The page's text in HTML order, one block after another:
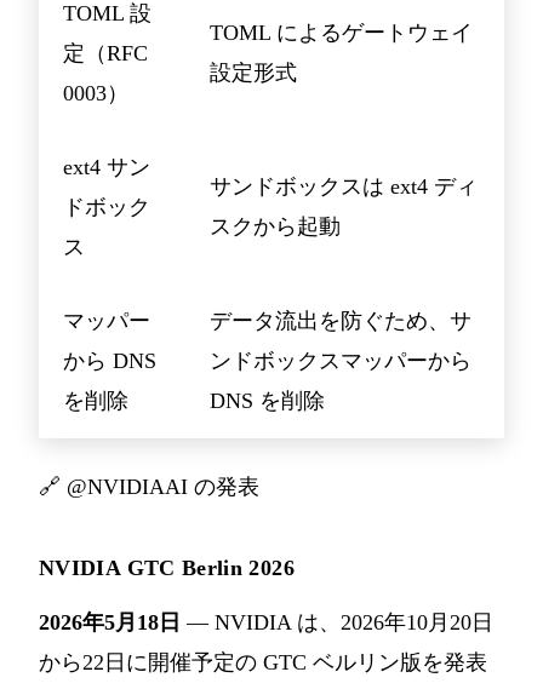
TOML 設
定（RFC
0003）
TOML によるゲートウェイ
設定形式
ext4 サン
ドボック
ス
サンドボックスは ext4 ディ
スクから起動
マッパー
から DNS
を削除
データ流出を防ぐため、サ
ンドボックスマッパーから
DNS を削除
🔗 @NVIDIAAI の発表
NVIDIA GTC Berlin 2026
2026年5月18日 — NVIDIA は、2026年10月20日
から22日に開催予定の GTC ベルリン版を発表